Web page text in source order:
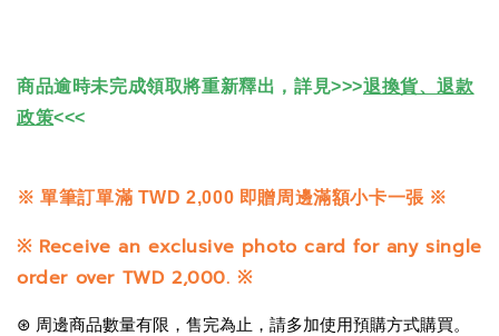
商品逾時未完成領取將重新釋出，詳見>>>退換貨、退款
政策<<<
※ 單筆訂單滿 TWD 2,000 即贈周邊滿額小卡一張 ※
※ Receive an exclusive photo card for any single
order over TWD 2,000.※
⊛ 周邊商品數量有限，售完為止，請多加使用預購方式購買。